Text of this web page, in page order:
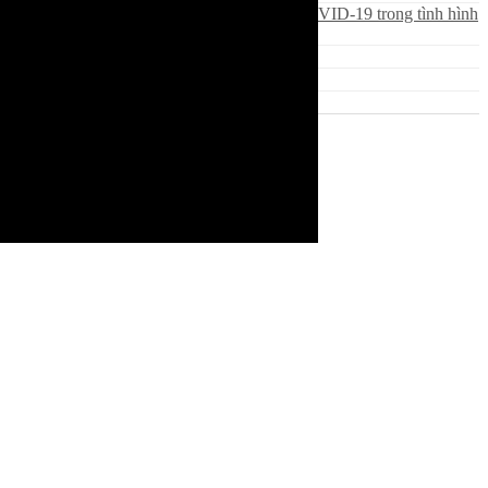
pháp khác để phòng, chống dịch COVID-19 trong tình hình